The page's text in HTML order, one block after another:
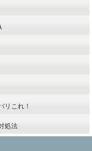
リこれ！
処法